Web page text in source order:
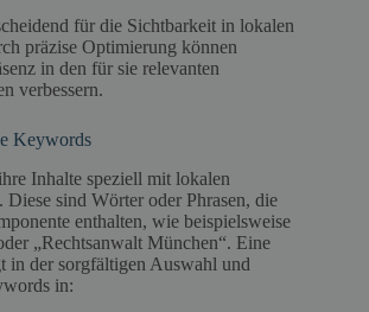
für die Sichtbarkeit in lokalen
präzise Optimierung können
in den für sie relevanten
verbessern.
Keywords
Inhalte speziell mit lokalen
sind Wörter oder Phrasen, die
enthalten, wie beispielsweise
„Rechtsanwalt München“. Eine
in der sorgfältigen Auswahl und
in: